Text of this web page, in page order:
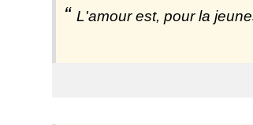
L'amour est, pour la